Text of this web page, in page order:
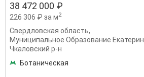
38 472 000 ₽
226 306 ₽ за м2
Свердловская область,
Муниципальное Образование
Чкаловский р-н
Ботаническая